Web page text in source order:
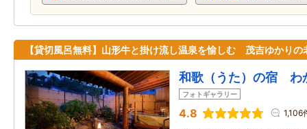
【貸切風呂無料】山形牛と掛け流し温泉を愉しむ 茂吉ゆかりの
和歌（うた）の宿 わ
フォトギャラリー
4.8 1,106